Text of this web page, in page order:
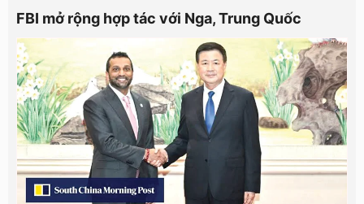
FBI mở rộng hợp tác với Nga, Trung Quốc